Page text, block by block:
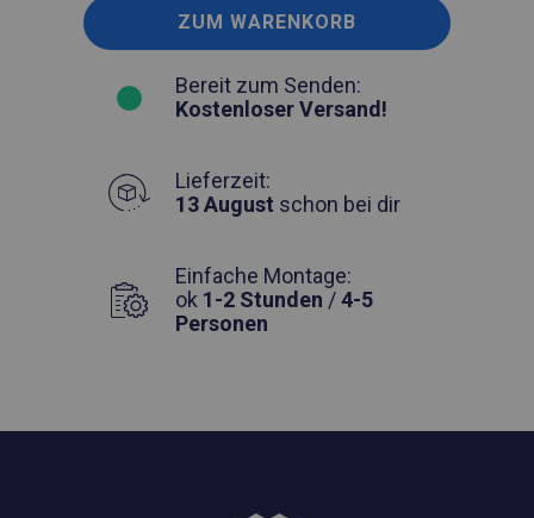
ZUM WARENKORB
Bereit zum Senden:
Kostenloser Versand!
Lieferzeit:
13 August schon bei dir
Einfache Montage:
ok 1-2 Stunden /4-5
Personen